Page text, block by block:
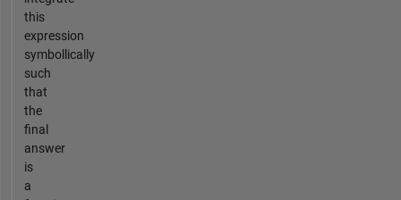
this
expression
symbollically
such
that
the
final
answer
is
a